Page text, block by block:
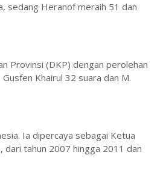
sedang Heranof meraih 51 dan
Provinsi (DKP) dengan perolehan
Khairul 32 suara dan M.
Ia dipercaya sebagai Ketua
tahun 2007 hingga 2011 dan